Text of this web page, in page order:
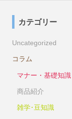
カテゴリー
Uncategorized
コラム
マナー・基礎知識
商品紹介
雑学･豆知識